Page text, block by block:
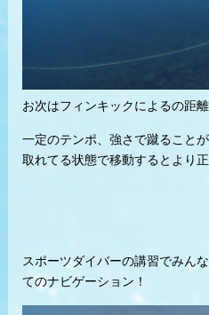
お次はフィンキックによるの距
一定のテンポ、強さで蹴ること
取れてる状態で移動するとより
スポーツダイバーの講習でみん
てのナビゲーション！